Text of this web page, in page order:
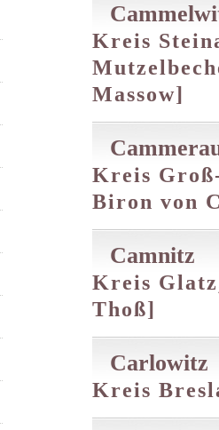
Kreis
Massow]
Kreis
Biron von
Camnitz
Kreis
Thoß]
Carlowitz
Kreis